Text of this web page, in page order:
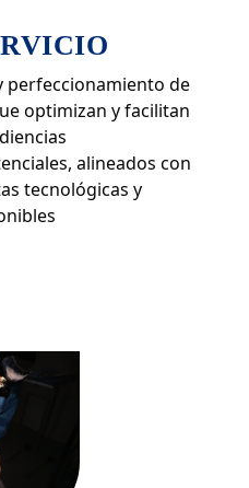
perfeccionamiento de
optimizan y facilitan
alineados con
tecnológicas y